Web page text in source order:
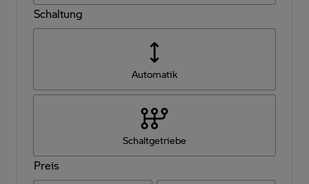
Schaltung
Automatik
Schaltgetriebe
Preis